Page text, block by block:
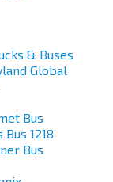
& Buses
Global
Bus
Bus 1218
Bus